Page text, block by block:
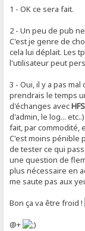
1 - OK ce sera fait.
2 - Un peu de pub
C'est je genre de
cela lui déplait. Les
l'utilisateur peut
3 - Oui, il y a pas
prendrais le temps
d'échanges avecHFS
d'admin, le log...
fait, par commodité,
C'est moins pénible
de tester ce qui
une question de
plus nécessaire en
me saute pas aux
Bon ça va être froid !
@+